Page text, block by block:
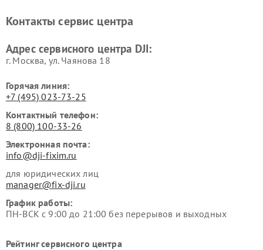
Контакты сервис центра
Адрес сервисного центра DJI:
г. Москва, ул. Чаянова 18
Горячая линия:
+7 (495) 023-73-25
Контактный телефон:
8 (800) 100-33-26
Электронная почта:
info@dji-fixim.ru
для юридических лиц
manager@fix-dji.ru
График работы:
ПН-ВСК с 9:00 до 21:00 без перерывов и выходных
Рейтинг сервисного центра